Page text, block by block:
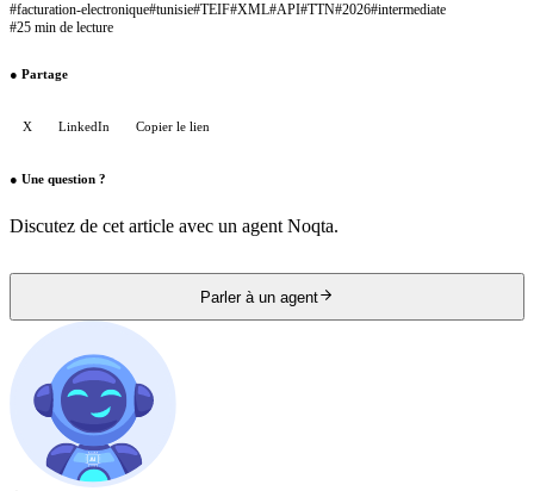
#facturation-electronique#tunisie#TEIF#XML#API#TTN#2026#intermediate
#25 min de lecture
● Partage
X LinkedIn Copier le lien
● Une question ?
Discutez de cet article avec un agent Noqta.
Parler à un agent